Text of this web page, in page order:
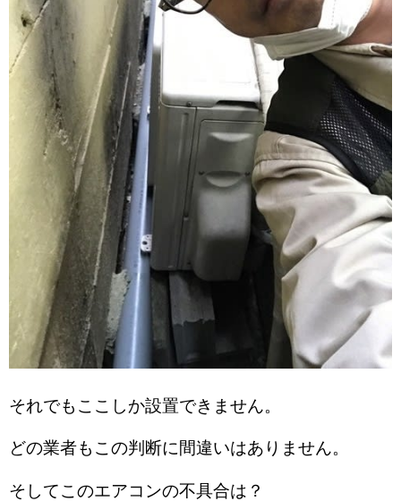
それでもここしか設置できません。
どの業者もこの判断に間違いはありません。
そしてこのエアコンの不具合は？